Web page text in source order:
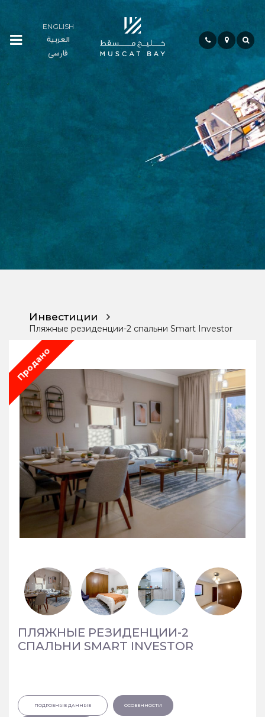
ENGLISH
العربية
فارسی
Residences
Сообщество
Гостиничный
Инвестиции
With
Us
Инвестиции
Пляжные резиденции-2 спальни Smart Investor
Продано
ПЛЯЖНЫЕ РЕЗИДЕНЦИИ-2
СПАЛЬНИ SMART INVESTOR
ПОДРОБНЫЕ ДАННЫЕ ОСОБЕННОСТИ